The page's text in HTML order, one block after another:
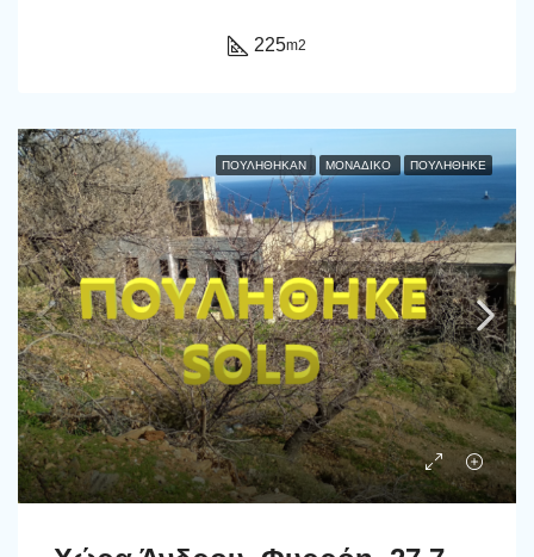
225m2
ΠΟΥΛΉΘΗΚΑΝ ΜΟΝΑΔΙΚΌ ΠΟΥΛΗΘΗΚΕ